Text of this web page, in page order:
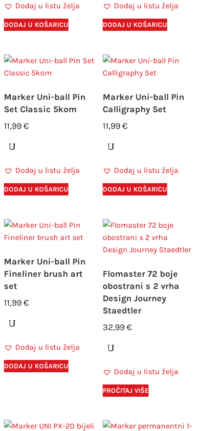
Dodaj u listu želja
DODAJ U KOŠARICU
Dodaj u listu želja
DODAJ U KOŠARICU
Marker Uni-ball Pin
Set Classic 5kom
11,99€
Dodaj u listu želja
DODAJ U KOŠARICU
Marker Uni-ball Pin
Calligraphy Set
11,99€
Dodaj u listu želja
DODAJ U KOŠARICU
Marker Uni-ball Pin
Fineliner brush art
set
11,99€
Dodaj u listu želja
DODAJ U KOŠARICU
Flomaster 72 boje
obostrani s 2 vrha
Design Journey
Staedtler
32,99€
Dodaj u listu želja
PROČITAJ VIŠE